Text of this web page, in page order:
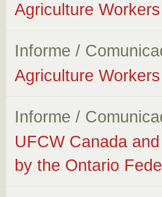
Agriculture
Informe /
Agriculture
Informe /
UFCW Canada
by the Ontario